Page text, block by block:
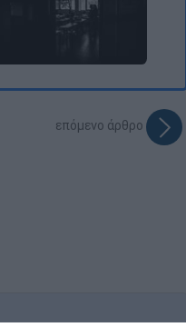
επόμενο άρθρο